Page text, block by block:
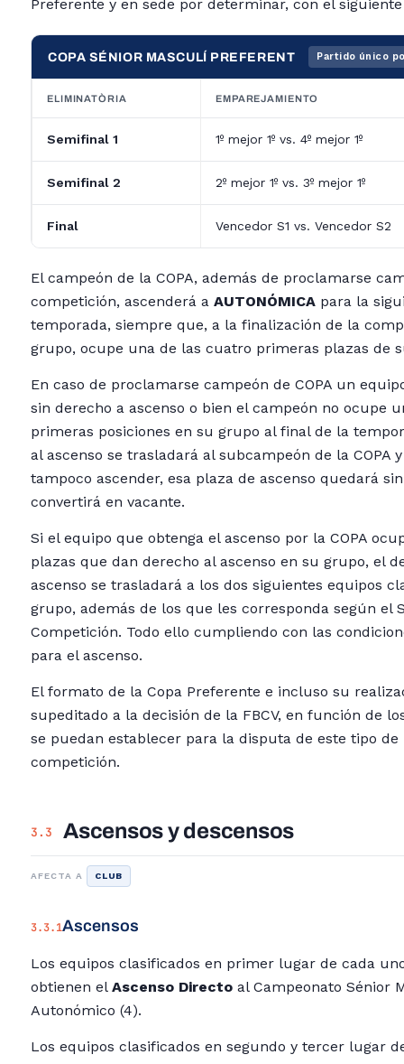
Preferente y en sede por determinar, con el
COPA SÉNIOR MASCULÍ PREFERENT Partido único
ELIMINATÒRIA EMPAREJAMIENTO
Semifinal 1 1º mejor 1º vs. 4º mejor 1º
Semifinal 2 2º mejor 1º vs. 3º mejor 1º
Final Vencedor S1 vs. Vencedor S2
El campeón de la COPA, además de proclamarse
competición, ascenderá a AUTONÓMICA para la
temporada, siempre que, a la finalización de la
grupo, ocupe una de las cuatro primeras plazas de
En caso de proclamarse campeón de COPA un
sin derecho a ascenso o bien el campeón no ocupe
primeras posiciones en su grupo al final de la
al ascenso se trasladará al subcampeón de la COPA
tampoco ascender, esa plaza de ascenso quedará
convertirá en vacante.
Si el equipo que obtenga el ascenso por la COPA
plazas que dan derecho al ascenso en su grupo, el
ascenso se trasladará a los dos siguientes equipos
grupo, además de los que les corresponda según el
Competición. Todo ello cumpliendo con las
para el ascenso.
El formato de la Copa Preferente e incluso su
supeditado a la decisión de la FBCV, en función de
se puedan establecer para la disputa de este tipo de
competición.
3.3 Ascensos y descensos
AFECTA A CLUB
3.3.1Ascensos
Los equipos clasificados en primer lugar de cada
obtienen el Ascenso Directo al Campeonato Sénior
Autonómico (4).
Los equipos clasificados en segundo y tercer lugar